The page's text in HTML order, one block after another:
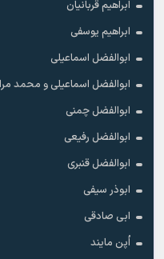
ابراهیم قربانیان
ابراهیم یوسفی
ابوالفضل اسماعیلی
ابوالفضل اسماعیلی و محمد
ابوالفضل چمنی
ابوالفضل رفیعی
ابوالفضل قنبری
ابوذر سیفی
ابی صادقی
اُپن مایند